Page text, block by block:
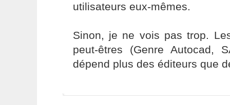
utilisateurs eux-mêmes.
Sinon, je ne vois pas trop.
peut-êtres (Genre Autocad,
dépend plus des éditeurs que